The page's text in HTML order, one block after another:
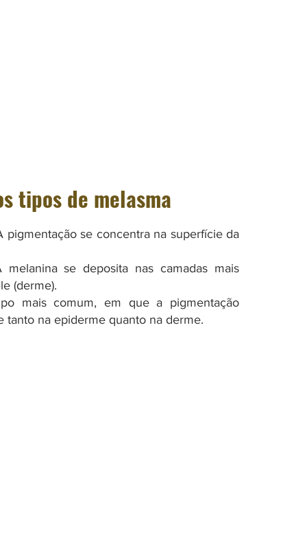
tipos de melasma
pigmentação se concentra na superfície da
se deposita nas camadas mais
(derme).
mais comum, em que a pigmentação
tanto na epiderme quanto na derme.